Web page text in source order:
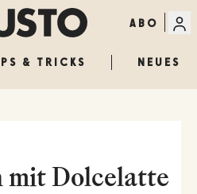
ABO
& TRICKS NEUES
mit Dolcelatte